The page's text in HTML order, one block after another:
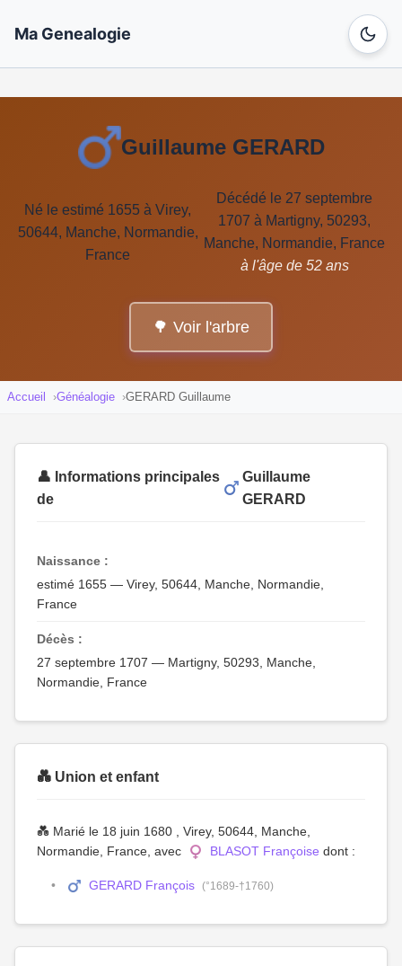
Ma Genealogie
Guillaume GERARD
Né le estimé 1655 à Virey,
50644, Manche, Normandie,
France
Décédé le 27 septembre
1707 à Martigny, 50293,
Manche, Normandie, France
à l'âge de 52 ans
🌳 Voir l'arbre
Accueil Généalogie GERARD Guillaume
👤 Informations principales
de
Guillaume
GERARD
Naissance :
estimé 1655 — Virey, 50644, Manche, Normandie,
France
Décès :
27 septembre 1707 — Martigny, 50293, Manche,
Normandie, France
💑 Union et enfant
💑 Marié le 18 juin 1680 , Virey, 50644, Manche,
Normandie, France, avec
BLASOT Françoise dont :
GERARD François (°1689-†1760)